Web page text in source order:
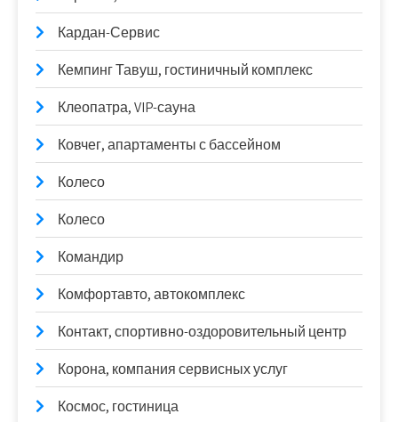
Кардан-Сервис
Кемпинг Тавуш, гостиничный комплекс
Клеопатра, VIP-сауна
Ковчег, апартаменты с бассейном
Колесо
Колесо
Командир
Комфортавто, автокомплекс
Контакт, спортивно-оздоровительный центр
Корона, компания сервисных услуг
Космос, гостиница